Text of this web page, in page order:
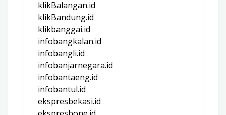
klikBalangan.id
klikBandung.id
klikbanggai.id
infobangkalan.id
infobangli.id
infobanjarnegara.id
infobantaeng.id
infobantul.id
ekspresbekasi.id